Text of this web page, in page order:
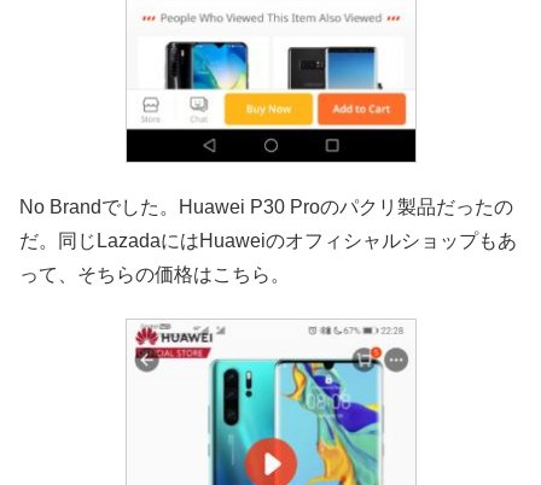
No Brandでした。Huawei P30 Proのパクリ製品だったの
だ。同じLazadaにはHuaweiのオフィシャルショップもあ
って、そちらの価格はこちら。